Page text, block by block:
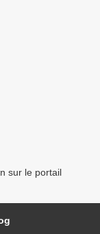
sur le portail